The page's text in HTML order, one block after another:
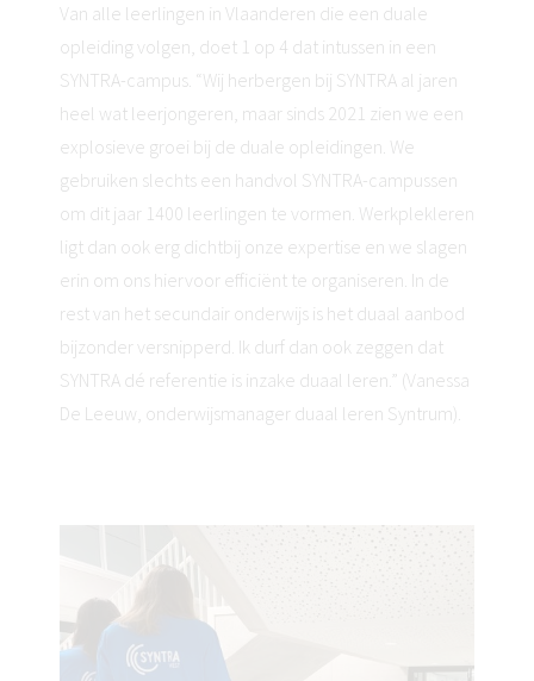
Van alle leerlingen in Vlaanderen die een duale
opleiding volgen, doet 1 op 4 dat intussen in een
SYNTRA-campus. “Wij herbergen bij SYNTRA al jaren
heel wat leerjongeren, maar sinds 2021 zien we een
explosieve groei bij de duale opleidingen. We
gebruiken slechts een handvol SYNTRA-campussen
om dit jaar 1400 leerlingen te vormen. Werkplekleren
ligt dan ook erg dichtbij onze expertise en we slagen
erin om ons hiervoor efficiënt te organiseren. In de
rest van het secundair onderwijs is het duaal aanbod
bijzonder versnipperd. Ik durf dan ook zeggen dat
SYNTRA dé referentie is inzake duaal leren.” (Vanessa
De Leeuw, onderwijsmanager duaal leren Syntrum).